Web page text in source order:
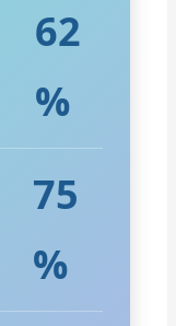
62
%
75
%